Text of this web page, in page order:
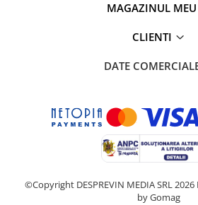
MAGAZINUL MEU
CLIENTI
DATE
©Copyright DESPREVIN MEDIA SRL 2026
by Gomag